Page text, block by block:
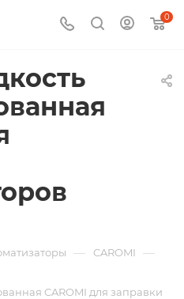
0
— CAROMI —
CAROMI для заправки